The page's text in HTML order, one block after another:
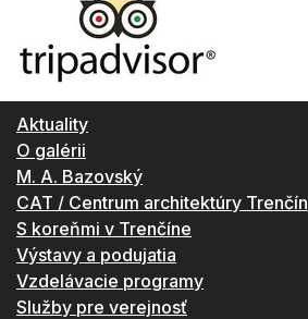
Aktuality
O galérii
M. A. Bazovský
CAT / Centrum architektúry Trenčín
S koreňmi v Trenčíne
Výstavy a podujatia
Vzdelávacie programy
Služby pre verejnosť